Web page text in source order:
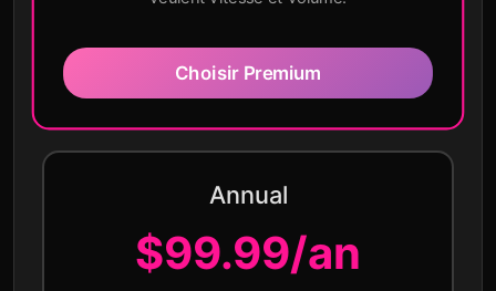
Choisir Premium
Annual
$99.99/an